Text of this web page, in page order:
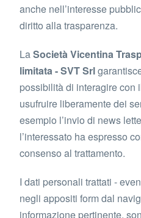
anche nell’interesse
diritto alla trasparenza.
LaSocietà Vicentina
limitata - SVT Srl
possibilità di interagire con
usufruire liberamente dei
esempio l’invio di news
l’interessato ha espresso
consenso al trattamento.
I dati personali trattati -
negli appositi form dal
informazione pertinente,